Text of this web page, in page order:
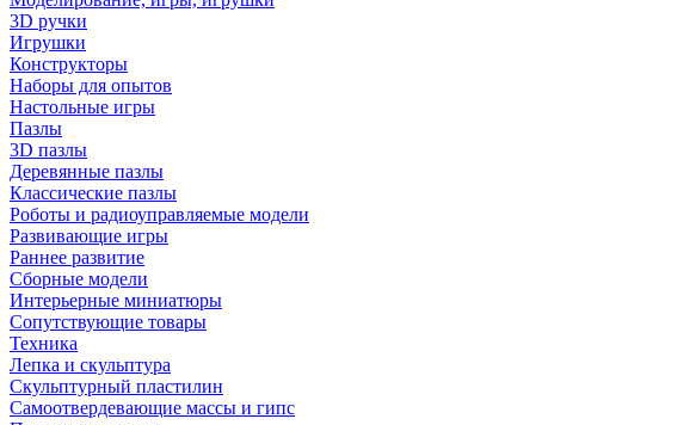
3D ручки
Игрушки
Конструкторы
Наборы для опытов
Настольные игры
Пазлы
3D пазлы
Деревянные пазлы
Классические пазлы
Роботы и радиоуправляемые модели
Развивающие игры
Раннее развитие
Сборные модели
Интерьерные миниатюры
Сопутствующие товары
Техника
Лепка и скульптура
Скульптурный пластилин
Самоотвердевающие массы и гипс